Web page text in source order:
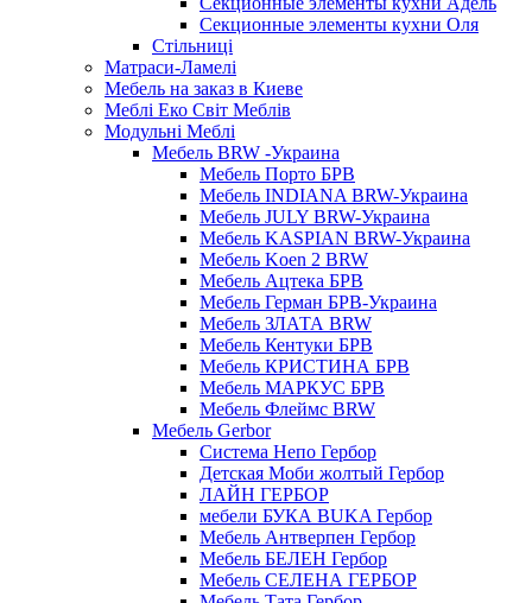
Секционные элементы кухни Оля
Стільниці
Матраси-Ламелі
Мебель на заказ в Киеве
Меблі Еко Світ Меблів
Модульні Меблі
Мебель BRW -Украина
Мебель Порто БРВ
Мебель INDIANA BRW-Украина
Мебель JULY BRW-Украина
Мебель KASPIAN BRW-Украина
Мебель Koen 2 BRW
Мебель Ацтека БРВ
Мебель Герман БРВ-Украина
Мебель ЗЛАТА BRW
Мебель Кентуки БРВ
Мебель КРИСТИНА БРВ
Мебель МАРКУС БРВ
Мебель Флеймс BRW
Мебель Gerbor
Cистема Непо Гербор
Детская Моби жолтый Гербор
ЛАЙН ГЕРБОР
мебели БУКА BUKA Гербор
Мебель Антверпен Гербор
Мебель БЕЛЕН Гербор
Мебель СЕЛЕНА ГЕРБОР